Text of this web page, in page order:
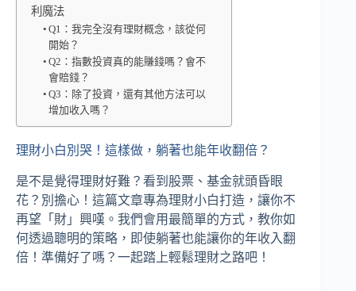
利魔法
Q1：我完全沒有理財概念，該從何
開始？
Q2：指數投資真的能賺錢嗎？會不
會賠錢？
Q3：除了投資，還有其他方法可以
增加收入嗎？
理財小白別哭！這樣做，躺著也能年收翻倍？
是不是覺得理財好難？看到股票、基金就頭昏眼
花？別擔心！這篇文章專為理財小白打造，讓你不
再望「財」興嘆。我們會用最簡單的方式，教你如
何透過聰明的策略，即使躺著也能讓你的年收入翻
倍！準備好了嗎？一起踏上輕鬆理財之路吧！